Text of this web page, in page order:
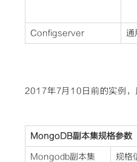
Configserver 通
2017年7月10日前的实例，
MongoDB副本集规格参数
Mongodb副本集 规格